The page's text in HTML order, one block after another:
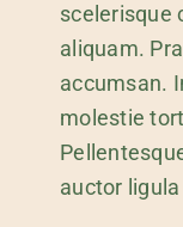
scelerisque
aliquam.
accumsan.
molestie
auctor ligula